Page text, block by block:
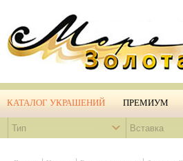
КАТАЛОГ УКРАШЕНИЙ ПРЕМИУМ
Тип Вставка